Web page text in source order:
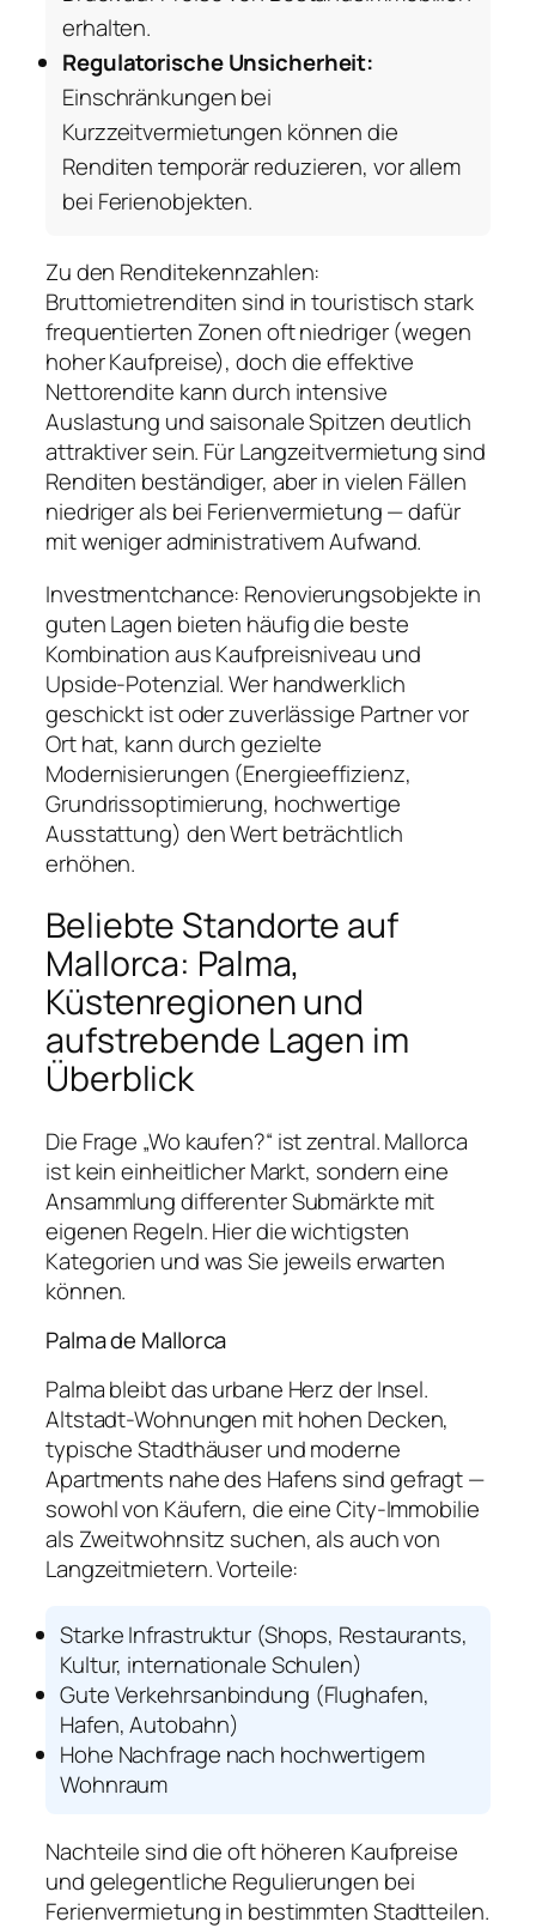
erhalten.
Regulatorische Unsicherheit:
Einschränkungen bei
Kurzzeitvermietungen können die
Renditen temporär reduzieren, vor allem
bei Ferienobjekten.
Zu den Renditekennzahlen:
Bruttomietrenditen sind in touristisch stark
frequentierten Zonen oft niedriger (wegen
hoher Kaufpreise), doch die effektive
Nettorendite kann durch intensive
Auslastung und saisonale Spitzen deutlich
attraktiver sein. Für Langzeitvermietung sind
Renditen beständiger, aber in vielen Fällen
niedriger als bei Ferienvermietung — dafür
mit weniger administrativem Aufwand.
Investmentchance: Renovierungsobjekte in
guten Lagen bieten häufig die beste
Kombination aus Kaufpreisniveau und
Upside-Potenzial. Wer handwerklich
geschickt ist oder zuverlässige Partner vor
Ort hat, kann durch gezielte
Modernisierungen (Energieeffizienz,
Grundrissoptimierung, hochwertige
Ausstattung) den Wert beträchtlich
erhöhen.
Beliebte Standorte auf
Mallorca: Palma,
Küstenregionen und
aufstrebende Lagen im
Überblick
Die Frage „Wo kaufen?“ ist zentral. Mallorca
ist kein einheitlicher Markt, sondern eine
Ansammlung differenter Submärkte mit
eigenen Regeln. Hier die wichtigsten
Kategorien und was Sie jeweils erwarten
können.
Palma de Mallorca
Palma bleibt das urbane Herz der Insel.
Altstadt-Wohnungen mit hohen Decken,
typische Stadthäuser und moderne
Apartments nahe des Hafens sind gefragt —
sowohl von Käufern, die eine City-Immobilie
als Zweitwohnsitz suchen, als auch von
Langzeitmietern. Vorteile:
Starke Infrastruktur (Shops, Restaurants,
Kultur, internationale Schulen)
Gute Verkehrsanbindung (Flughafen,
Hafen, Autobahn)
Hohe Nachfrage nach hochwertigem
Wohnraum
Nachteile sind die oft höheren Kaufpreise
und gelegentliche Regulierungen bei
Ferienvermietung in bestimmten Stadtteilen.